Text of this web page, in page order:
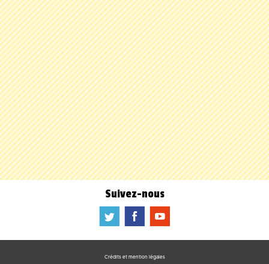
Suivez-nous
a b f
Crédits et mention légales